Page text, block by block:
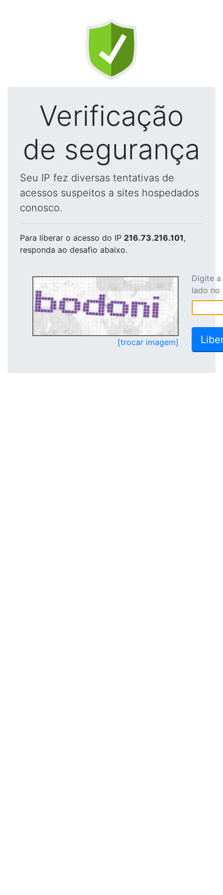
Verificação
de segurança
Seu IP fez diversas tentativas de
acessos suspeitos a sites hospedados
conosco.
Para liberar o acesso do IP 216.73.216.101,
responda ao desafio abaixo.
[trocar imagem]
Digite
lado no